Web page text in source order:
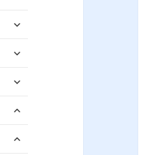
sous-
ouvrir
sous-
ouvrir
sous-
ouvrir
sous-
ouvrir
sous-
ouvrir